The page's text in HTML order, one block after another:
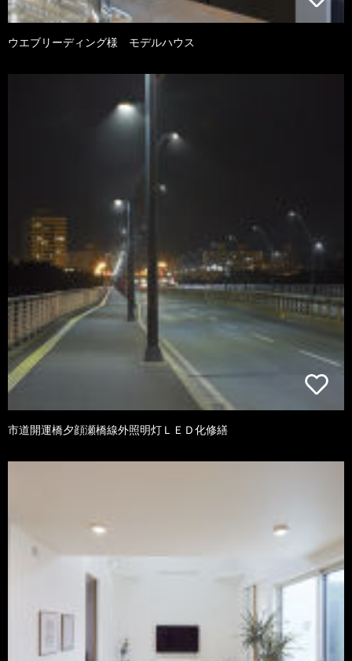
ウエブリーディング様 モデルハウス
市道開運橋夕顔瀬橋線外照明灯ＬＥＤ化修繕